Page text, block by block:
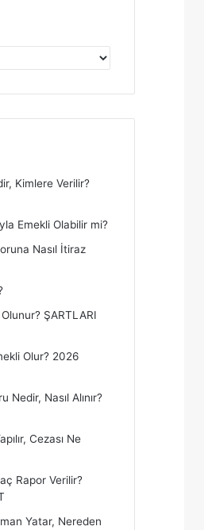
Kimlere Verilir?
Emekli Olabilir mi?
Nasıl İtiraz
ŞARTLARI
Olur? 2026
Nedir, Nasıl Alınır?
Cezası Ne
Rapor Verilir?
Yatar, Nereden